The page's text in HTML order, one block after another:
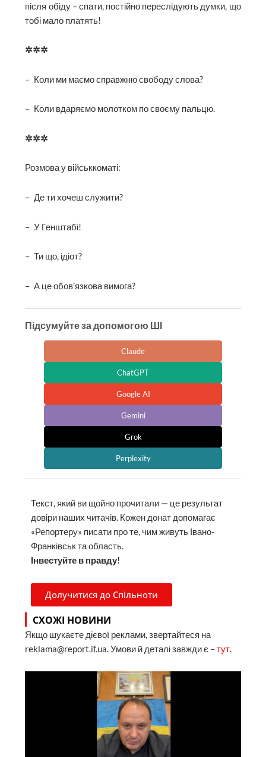
після обіду – спати, постійно переслідують думки, що
тобі мало платять!
✲✲✲
– Коли ми маємо справжню свободу слова?
– Коли вдаряємо молотком по своєму пальцю.
✲✲✲
Розмова у військкоматі:
– Де ти хочеш служити?
– У Генштабі!
– Ти що, ідіот?
– А це обов’язкова вимога?
Підсумуйте за допомогою ШІ
Claude
ChatGPT
Google AI
Gemini
Grok
Perplexity
Текст, який ви щойно прочитали — це результат
довіри наших читачів. Кожен донат допомагає
«Репортеру» писати про те, чим живуть Івано-
Франківськ та область.
Інвестуйте в правду!
Долучитися до Спільноти
СХОЖІ НОВИНИ
Якщо шукаєте дієвої реклами, звертайтеся на
reklama@report.if.ua. Умови й деталі завжди є –тут.